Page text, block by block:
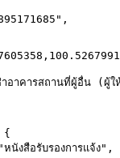
" ,
าอาคารสถานที่ผู้อื่น (ผู้
{
"หนังสือรับรองการแจ้ง" ,